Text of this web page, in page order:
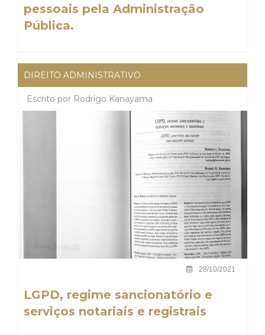
pessoais pela Administração
Pública.
DIREITO ADMINISTRATIVO
Escrito por Rodrigo Kanayama
28/10/2021
LGPD, regime sancionatório e
serviços notariais e registrais